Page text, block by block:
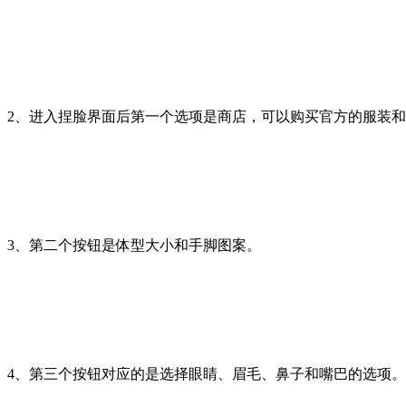
2、进入捏脸界面后第一个选项是商店，可以购买官方的服装
3、第二个按钮是体型大小和手脚图案。
4、第三个按钮对应的是选择眼睛、眉毛、鼻子和嘴巴的选项。